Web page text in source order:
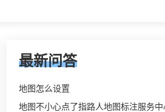
最新问答
地图怎么设置
地图不小心点了指路人地图标注服务